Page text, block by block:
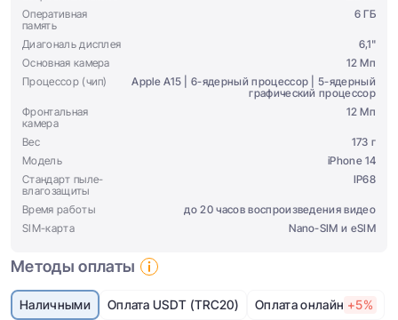
Оперативная
память
6 ГБ
Диагональ дисплея
6,1"
Основная камера
12 Мп
Процессор (чип)
Apple A15 | 6-ядерный процессор | 5-ядерный
графический процессор
Фронтальная
камера
12 Мп
Вес
173 г
Модель
iPhone 14
Стандарт пыле-
влагозащиты
IP68
Время работы
до 20 часов воспроизведения видео
SIM-карта
Nano-SIM и eSIM
Методы оплаты
Наличными Оплата USDT (TRC20) Оплата онлайн +5%